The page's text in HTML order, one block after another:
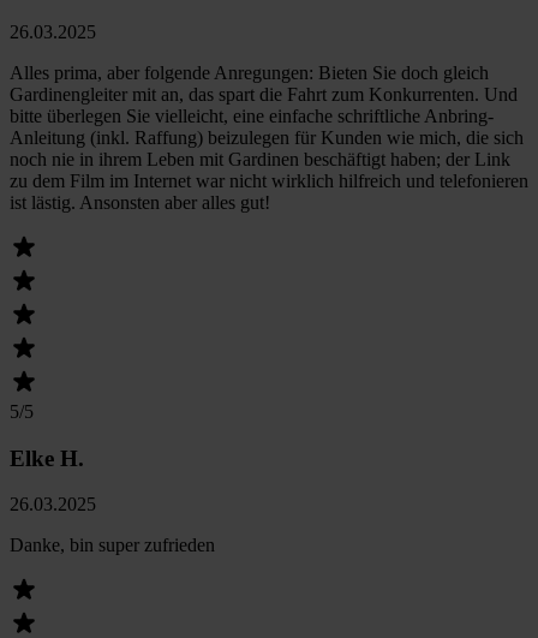
26.03.2025
Alles prima, aber folgende Anregungen: Bieten Sie doch gleich
Gardinengleiter mit an, das spart die Fahrt zum Konkurrenten. Und
bitte überlegen Sie vielleicht, eine einfache schriftliche Anbring-
Anleitung (inkl. Raffung) beizulegen für Kunden wie mich, die sich
noch nie in ihrem Leben mit Gardinen beschäftigt haben; der Link
zu dem Film im Internet war nicht wirklich hilfreich und telefonieren
ist lästig. Ansonsten aber alles gut!
5/5
Elke H.
26.03.2025
Danke, bin super zufrieden